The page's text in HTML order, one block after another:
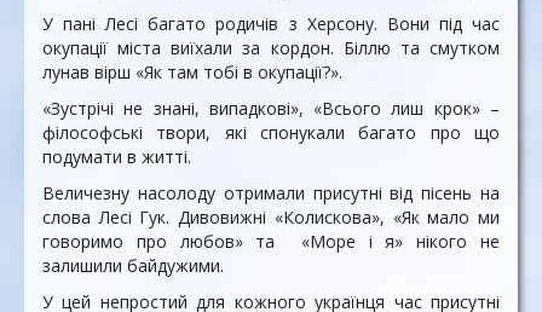
У пані Лесі багато родичів з Херсону. Вони під час
окупації міста виїхали за кордон. Біллю та смутком
лунав вірш «Як там тобі в окупації?».
«Зустрічі не знані, випадкові», «Всього лиш крок» –
філософські твори, які спонукали багато про що
подумати в житті.
Величезну насолоду отримали присутні від пісень на
слова Лесі Гук. Дивовижні «Колискова», «Як мало ми
говоримо про любов» та «Море і я» нікого не
залишили байдужими.
У цей непростий для кожного українця час присутні